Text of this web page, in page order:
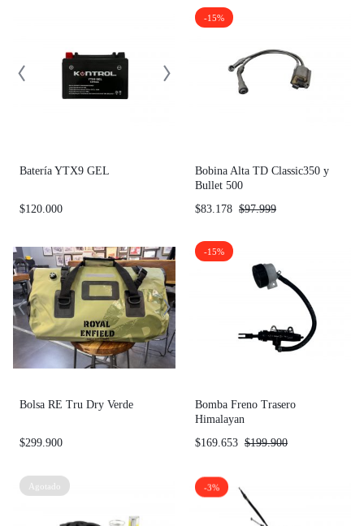
Batería YTX9 GEL
$120.000
-15%
Bobina Alta TD Classic350 y
Bullet 500
$97.999
$83.178
Bolsa RE Tru Dry Verde
$299.900
-15%
Bomba Freno Trasero
Himalayan
$199.900
$169.653
Agotado -3%